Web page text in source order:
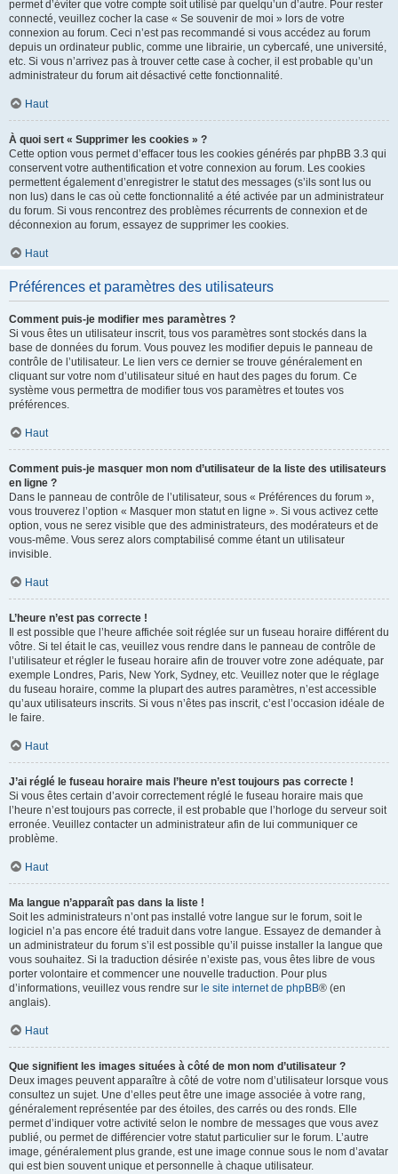
permet d’éviter que votre compte soit utilisé par quelqu’un d’autre. Pour rester
connecté, veuillez cocher la case « Se souvenir de moi » lors de votre
connexion au forum. Ceci n’est pas recommandé si vous accédez au forum
depuis un ordinateur public, comme une librairie, un cybercafé, une université,
etc. Si vous n’arrivez pas à trouver cette case à cocher, il est probable qu’un
administrateur du forum ait désactivé cette fonctionnalité.
Haut
À quoi sert « Supprimer les cookies » ?
Cette option vous permet d’effacer tous les cookies générés par phpBB 3.3 qui
conservent votre authentification et votre connexion au forum. Les cookies
permettent également d’enregistrer le statut des messages (s’ils sont lus ou
non lus) dans le cas où cette fonctionnalité a été activée par un administrateur
du forum. Si vous rencontrez des problèmes récurrents de connexion et de
déconnexion au forum, essayez de supprimer les cookies.
Haut
Préférences et paramètres des utilisateurs
Comment puis-je modifier mes paramètres ?
Si vous êtes un utilisateur inscrit, tous vos paramètres sont stockés dans la
base de données du forum. Vous pouvez les modifier depuis le panneau de
contrôle de l’utilisateur. Le lien vers ce dernier se trouve généralement en
cliquant sur votre nom d’utilisateur situé en haut des pages du forum. Ce
système vous permettra de modifier tous vos paramètres et toutes vos
préférences.
Haut
Comment puis-je masquer mon nom d’utilisateur de la liste des utilisateurs
en ligne ?
Dans le panneau de contrôle de l’utilisateur, sous « Préférences du forum »,
vous trouverez l’option « Masquer mon statut en ligne ». Si vous activez cette
option, vous ne serez visible que des administrateurs, des modérateurs et de
vous-même. Vous serez alors comptabilisé comme étant un utilisateur
invisible.
Haut
L’heure n’est pas correcte !
Il est possible que l’heure affichée soit réglée sur un fuseau horaire différent du
vôtre. Si tel était le cas, veuillez vous rendre dans le panneau de contrôle de
l’utilisateur et régler le fuseau horaire afin de trouver votre zone adéquate, par
exemple Londres, Paris, New York, Sydney, etc. Veuillez noter que le réglage
du fuseau horaire, comme la plupart des autres paramètres, n’est accessible
qu’aux utilisateurs inscrits. Si vous n’êtes pas inscrit, c’est l’occasion idéale de
le faire.
Haut
J’ai réglé le fuseau horaire mais l’heure n’est toujours pas correcte !
Si vous êtes certain d’avoir correctement réglé le fuseau horaire mais que
l’heure n’est toujours pas correcte, il est probable que l’horloge du serveur soit
erronée. Veuillez contacter un administrateur afin de lui communiquer ce
problème.
Haut
Ma langue n’apparaît pas dans la liste !
Soit les administrateurs n’ont pas installé votre langue sur le forum, soit le
logiciel n’a pas encore été traduit dans votre langue. Essayez de demander à
un administrateur du forum s’il est possible qu’il puisse installer la langue que
vous souhaitez. Si la traduction désirée n’existe pas, vous êtes libre de vous
porter volontaire et commencer une nouvelle traduction. Pour plus
d’informations, veuillez vous rendre sur le site internet de phpBB® (en
anglais).
Haut
Que signifient les images situées à côté de mon nom d’utilisateur ?
Deux images peuvent apparaître à côté de votre nom d’utilisateur lorsque vous
consultez un sujet. Une d’elles peut être une image associée à votre rang,
généralement représentée par des étoiles, des carrés ou des ronds. Elle
permet d’indiquer votre activité selon le nombre de messages que vous avez
publié, ou permet de différencier votre statut particulier sur le forum. L’autre
image, généralement plus grande, est une image connue sous le nom d’avatar
qui est bien souvent unique et personnelle à chaque utilisateur.